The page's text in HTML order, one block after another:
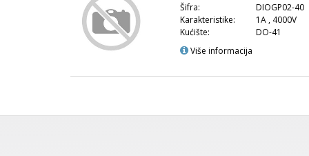
Šifra:
DIOGP02-40
Karakteristike:
1A , 4000V
Kućište:
DO-41
Više informacija